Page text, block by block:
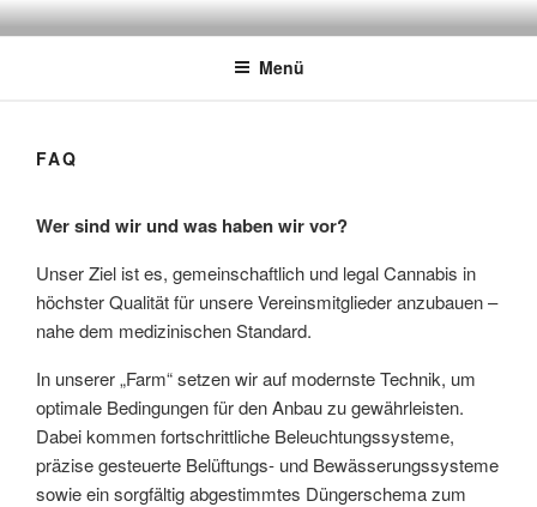
Zum
InhaltCANNABIS SOCIAL CLUB
Schwäbisch Hall / Hohenlohe
Menü
FAQ
Wer sind wir und was haben wir vor?
Unser Ziel ist es, gemeinschaftlich und legal Cannabis in
höchster Qualität für unsere Vereinsmitglieder anzubauen –
nahe dem medizinischen Standard.
In unserer „Farm“ setzen wir auf modernste Technik, um
optimale Bedingungen für den Anbau zu gewährleisten.
Dabei kommen fortschrittliche Beleuchtungssysteme,
präzise gesteuerte Belüftungs- und Bewässerungssysteme
sowie ein sorgfältig abgestimmtes Düngerschema zum